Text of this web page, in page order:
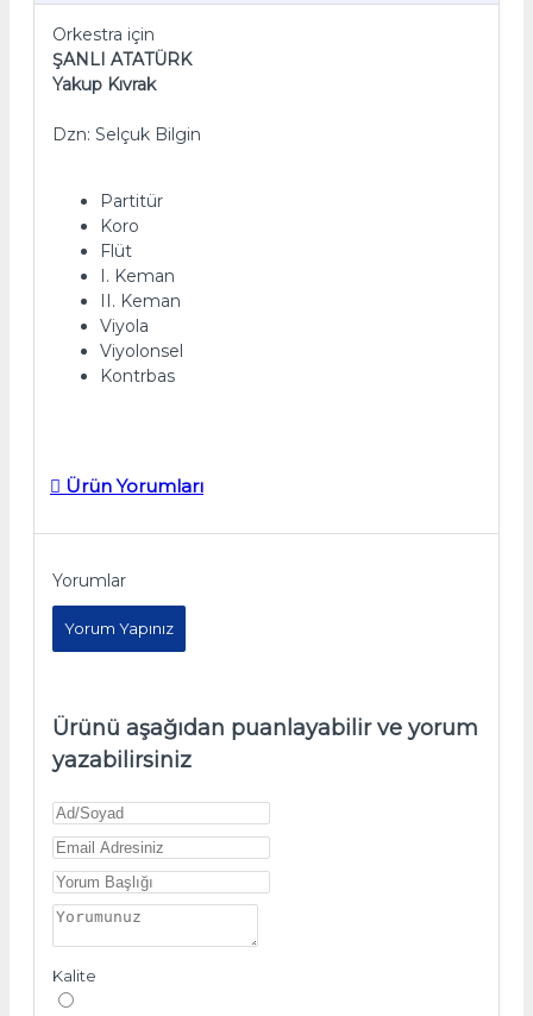
Orkestra için
ŞANLI ATATÜRK
Yakup Kıvrak
Dzn: Selçuk Bilgin
Partitür
Koro
Flüt
I. Keman
II. Keman
Viyola
Viyolonsel
Kontrbas
Ürün Yorumları
Yorumlar
Yorum Yapınız
Ürünü aşağıdan puanlayabilir ve yorum
yazabilirsiniz
Kalite